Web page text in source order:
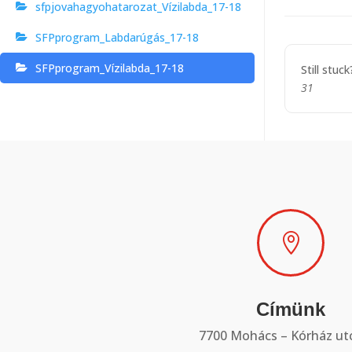
sfpjovahagyohatarozat_Vízilabda_17-18
SFPprogram_Labdarúgás_17-18
SFPprogram_Vízilabda_17-18 Still
31

Címünk
7700 Mohács – Kórház